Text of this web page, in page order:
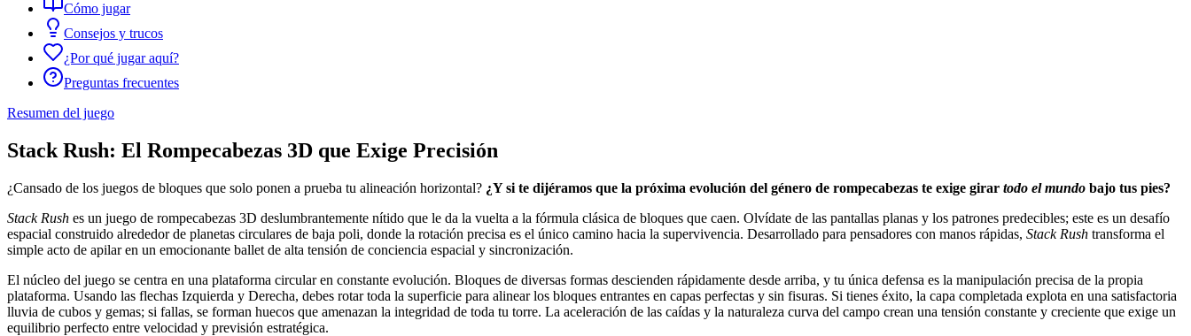
Cómo jugar
Consejos y trucos
¿Por qué jugar aquí?
Preguntas frecuentes
Resumen del juego
Stack Rush: El Rompecabezas 3D que Exige Precisión
¿Cansado de los juegos de bloques que solo ponen a prueba tu alineación horizontal? ¿Y si te dijéramos que la próxima evolución del género de rompecabezas te exige girar todo el mundo bajo tus pies?
Stack Rush es un juego de rompecabezas 3D deslumbrantemente nítido que le da la vuelta a la fórmula clásica de bloques que caen. Olvídate de las pantallas planas y los patrones predecibles; este es un desafío
espacial construido alrededor de planetas circulares de baja poli, donde la rotación precisa es el único camino hacia la supervivencia. Desarrollado para pensadores con manos rápidas, Stack Rush transforma el
simple acto de apilar en un emocionante ballet de alta tensión de conciencia espacial y sincronización.
El núcleo del juego se centra en una plataforma circular en constante evolución. Bloques de diversas formas descienden rápidamente desde arriba, y tu única defensa es la manipulación precisa de la propia
plataforma. Usando las flechas Izquierda y Derecha, debes rotar toda la superficie para alinear los bloques entrantes en capas perfectas y sin fisuras. Si tienes éxito, la capa completada explota en una satisfactoria
lluvia de cubos y gemas; si fallas, se forman huecos que amenazan la integridad de toda tu torre. La aceleración de las caídas y la naturaleza curva del campo crean una tensión constante y creciente que exige un
equilibrio perfecto entre velocidad y previsión estratégica.